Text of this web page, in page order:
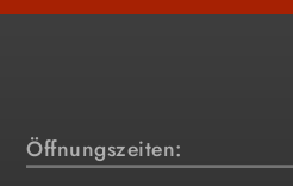
Öffnungszeiten: